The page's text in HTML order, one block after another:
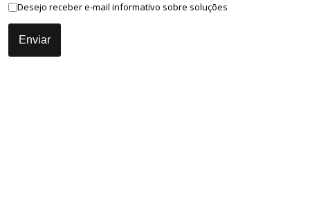
Desejo receber e-mail informativo sobre soluções
Enviar